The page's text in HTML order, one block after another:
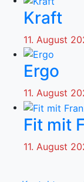
Kraft
11. August
Ergo
11. August
Fit mit
11. August